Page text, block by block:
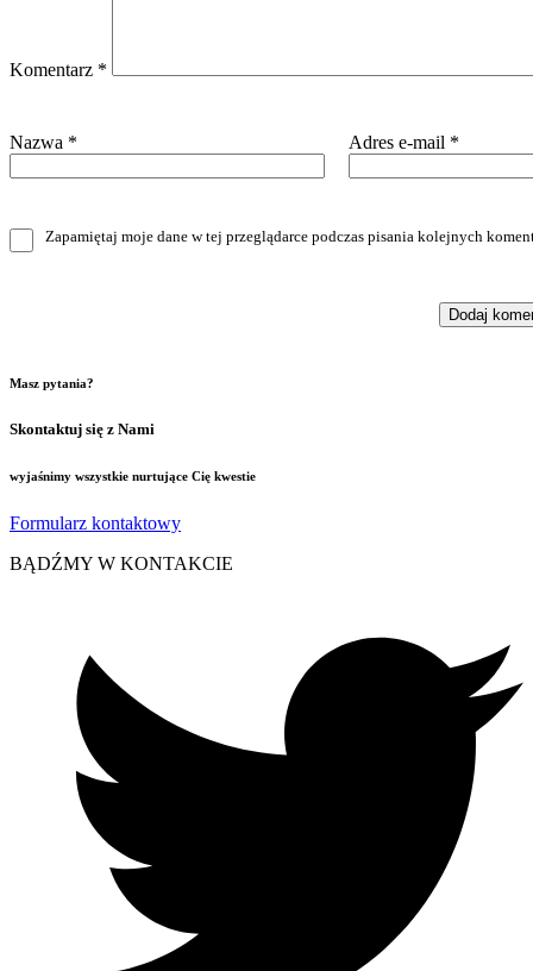
Komentarz *
Nazwa * Adres e-mail *
Zapamiętaj moje dane w tej przeglądarce podczas pisania kolejnych
Masz pytania?
Skontaktuj się z Nami
wyjaśnimy wszystkie nurtujące Cię kwestie
Formularz kontaktowy
BĄDŹMY W KONTAKCIE